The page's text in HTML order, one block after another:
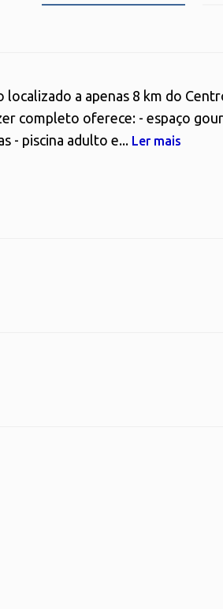
localizado a apenas 8 km do
completo oferece: - espaço
- piscina adulto e... Ler mais